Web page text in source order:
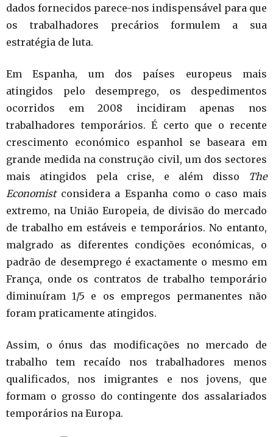
dados fornecidos parece-nos indispensável para que
os trabalhadores precários formulem a sua
estratégia de luta.
Em Espanha, um dos países europeus mais
atingidos pelo desemprego, os despedimentos
ocorridos em 2008 incidiram apenas nos
trabalhadores temporários. É certo que o recente
crescimento económico espanhol se baseara em
grande medida na construção civil, um dos sectores
mais atingidos pela crise, e além disso The
Economistconsidera a Espanha como o caso mais
extremo, na União Europeia, de divisão do mercado
de trabalho em estáveis e temporários. No entanto,
malgrado as diferentes condições económicas, o
padrão de desemprego é exactamente o mesmo em
França, onde os contratos de trabalho temporário
diminuíram 1/5 e os empregos permanentes não
foram praticamente atingidos.
Assim, o ónus das modificações no mercado de
trabalho tem recaído nos trabalhadores menos
qualificados, nos imigrantes e nos jovens, que
formam o grosso do contingente dos assalariados
temporários na Europa.